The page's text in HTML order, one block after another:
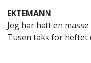
EKTEMANN
Jeg har hatt en
Tusen takk for heftet